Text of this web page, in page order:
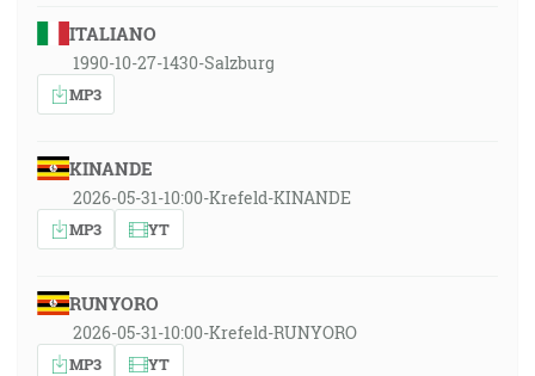
ITALIANO
1990-10-27-1430-Salzburg
MP3
KINANDE
2026-05-31-10:00-Krefeld-KINANDE
MP3 YT
RUNYORO
2026-05-31-10:00-Krefeld-RUNYORO
MP3 YT